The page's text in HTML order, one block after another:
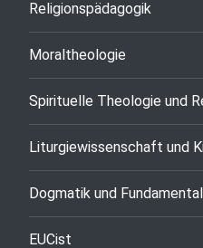
Religionspädagogik
Moraltheologie
Spirituelle Theologie und
Liturgiewissenschaft und
Dogmatik und
EUCist